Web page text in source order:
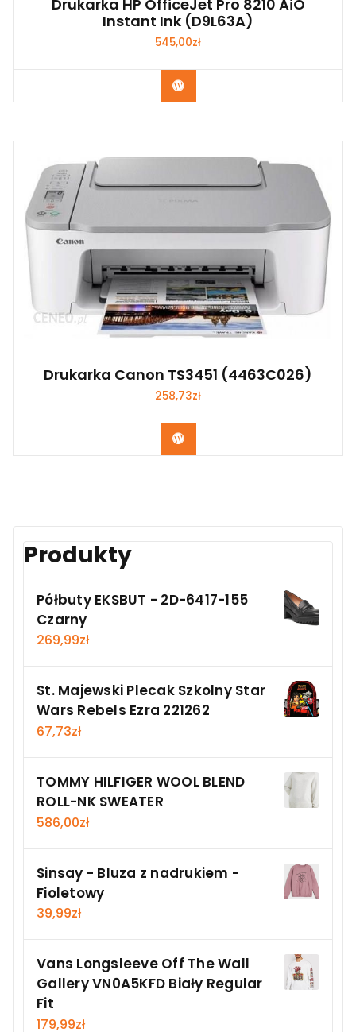
Drukarka HP OfficeJet Pro 8210 AiO
Instant Ink (D9L63A)
545,00zł
Kup Teraz
Drukarka Canon TS3451 (4463C026)
258,73zł
Kup Teraz
Produkty
Półbuty EKSBUT - 2D-6417-155
Czarny
269,99zł
St. Majewski Plecak Szkolny Star
Wars Rebels Ezra 221262
67,73zł
TOMMY HILFIGER WOOL BLEND
ROLL-NK SWEATER
586,00zł
Sinsay - Bluza z nadrukiem -
Fioletowy
39,99zł
Vans Longsleeve Off The Wall
Gallery VN0A5KFD Biały Regular
Fit
179,99zł